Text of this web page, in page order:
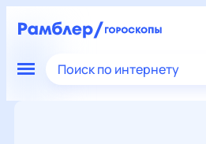
Поиск по интернету